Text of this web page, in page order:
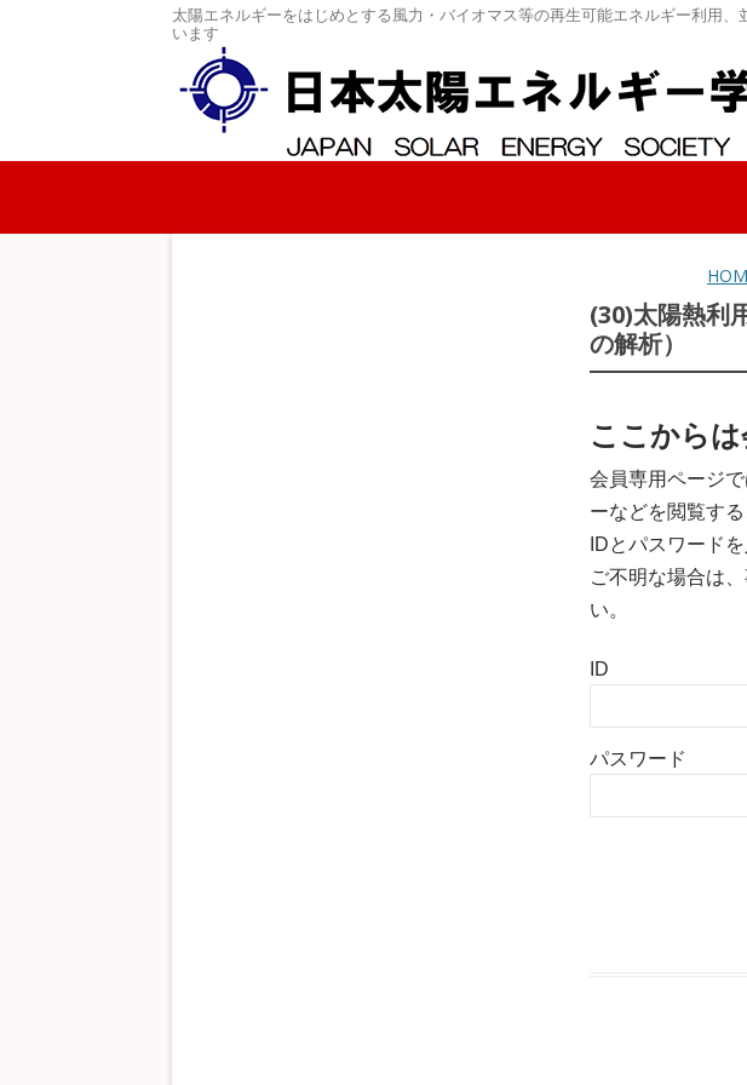
太陽エネルギーをはじめとする風力・バイオマス等の再生可能エネルギー利用
います
コンテンツへスキップ
(30)太陽熱利
の解析）
ここからは
会員専用ページ
ーなどを閲覧する
IDとパスワード
ご不明な場合は
い。
ID
パスワード